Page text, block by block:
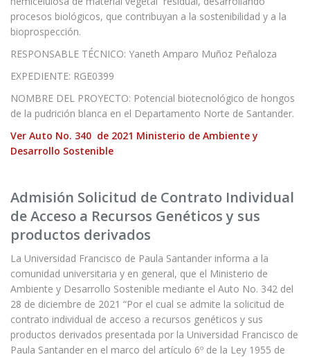
procesos biológicos, que contribuyan a la sostenibilidad y a la
bioprospección.
RESPONSABLE TÉCNICO: Yaneth Amparo Muñoz Peñaloza
EXPEDIENTE: RGE0399
NOMBRE DEL PROYECTO: Potencial biotecnológico de hongos
de la pudrición blanca en el Departamento Norte de Santander.
Ver Auto No. 340 de 2021 Ministerio de Ambiente y
Desarrollo Sostenible
Admisión Solicitud de Contrato Individual
de Acceso a Recursos Genéticos y sus
productos derivados
La Universidad Francisco de Paula Santander informa a la
comunidad universitaria y en general, que el Ministerio de
Ambiente y Desarrollo Sostenible mediante el Auto No. 342 del
28 de diciembre de 2021 “Por el cual se admite la solicitud de
contrato individual de acceso a recursos genéticos y sus
productos derivados presentada por la Universidad Francisco de
Paula Santander en el marco del artículo 6º de la Ley 1955 de